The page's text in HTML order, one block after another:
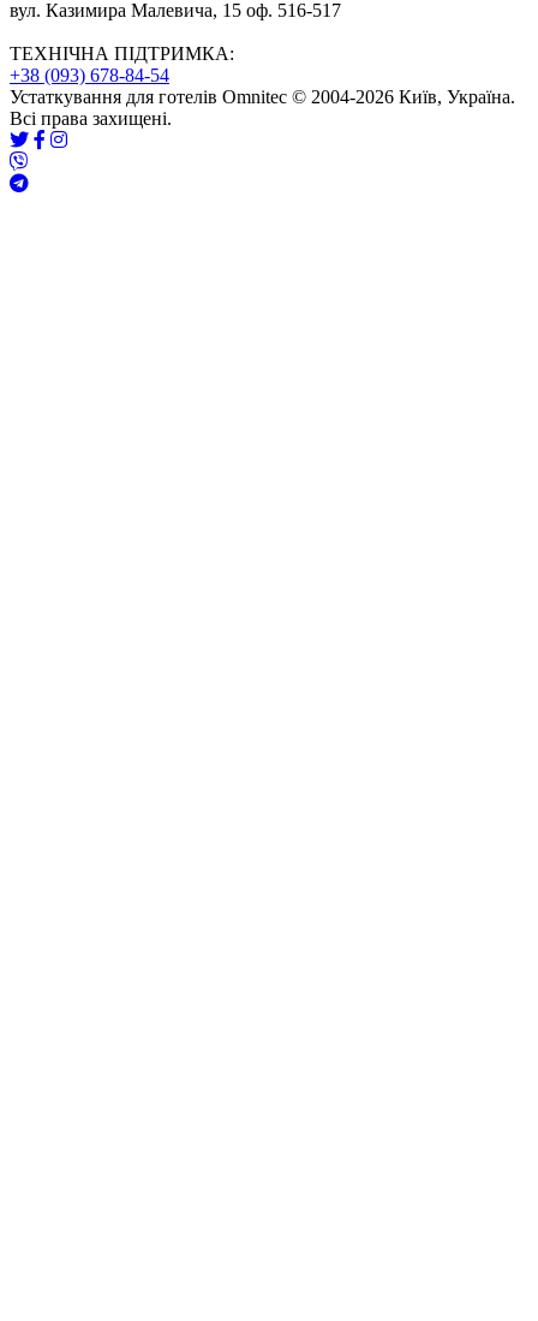
вул. Казимира Малевича, 15 оф. 516-517
ТЕХНІЧНА ПІДТРИМКА:
+38 (093) 678-84-54
Устаткування для готелів Omnitec © 2004-2026 Київ, Україна.
Всі права захищені.